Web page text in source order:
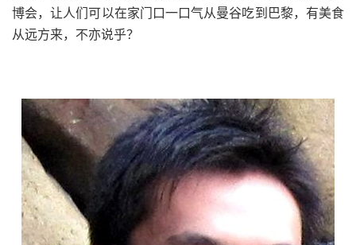
博会，让人们可以在家门口一口气从曼谷吃到巴黎，有美食
从远方来，不亦说乎？